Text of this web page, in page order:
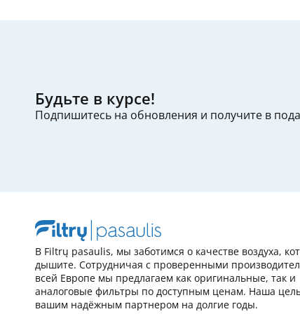
Будьте в курсе!
Подпишитесь на обновления и получите в
В Filtrų pasaulis, мы заботимся о качестве воздуха,
дышите. Сотрудничая с проверенными
всей Европе мы предлагаем как оригинальные, так и
аналоговые фильтры по доступным ценам. Наша
вашим надёжным партнером на долгие годы.